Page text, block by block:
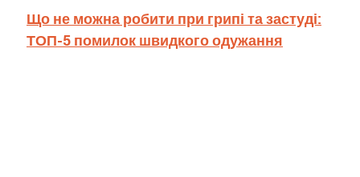
Що не можна робити при грипі та застуді:
ТОП-5 помилок швидкого одужання